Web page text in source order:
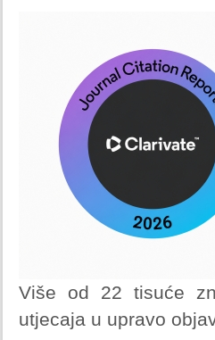
Više od 22 tisuće
utjecaja u upravo